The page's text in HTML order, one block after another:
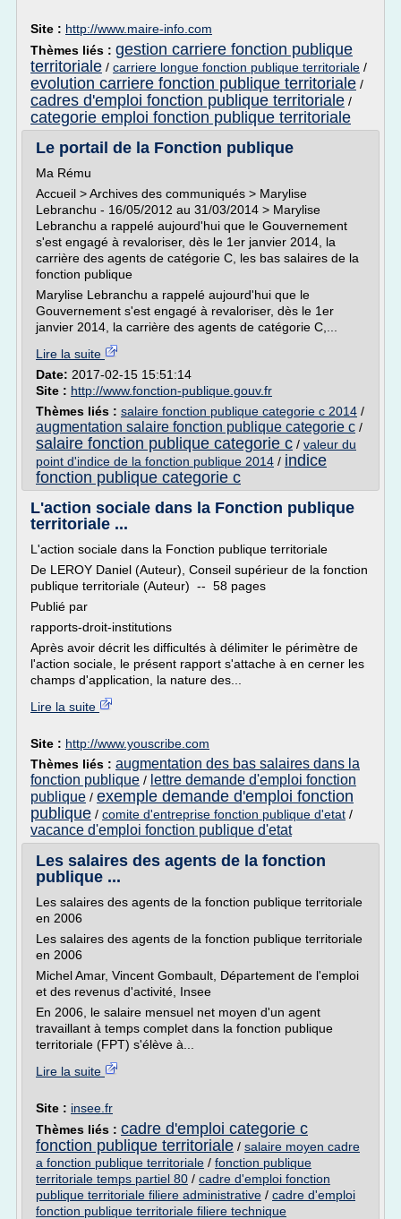
Site : http://www.maire-info.com
Thèmes liés : gestion carriere fonction publique
territoriale / carriere longue fonction publique territoriale /
evolution carriere fonction publique territoriale /
cadres d'emploi fonction publique territoriale /
categorie emploi fonction publique territoriale
Le portail de la Fonction publique
Ma Rému
Accueil > Archives des communiqués > Marylise
Lebranchu - 16/05/2012 au 31/03/2014 > Marylise
Lebranchu a rappelé aujourd'hui que le Gouvernement
s'est engagé à revaloriser, dès le 1er janvier 2014, la
carrière des agents de catégorie C, les bas salaires de la
fonction publique
Marylise Lebranchu a rappelé aujourd'hui que le
Gouvernement s'est engagé à revaloriser, dès le 1er
janvier 2014, la carrière des agents de catégorie C,...
Lire la suite
Date: 2017-02-15 15:51:14
Site : http://www.fonction-publique.gouv.fr
Thèmes liés : salaire fonction publique categorie c 2014 /
augmentation salaire fonction publique categorie c /
salaire fonction publique categorie c / valeur du
point d'indice de la fonction publique 2014 / indice
fonction publique categorie c
L'action sociale dans la Fonction publique
territoriale ...
L'action sociale dans la Fonction publique territoriale
De LEROY Daniel (Auteur), Conseil supérieur de la fonction
publique territoriale (Auteur) -- 58 pages
Publié par
rapports-droit-institutions
Après avoir décrit les difficultés à délimiter le périmètre de
l'action sociale, le présent rapport s'attache à en cerner les
champs d'application, la nature des...
Lire la suite
Site : http://www.youscribe.com
Thèmes liés : augmentation des bas salaires dans la
fonction publique / lettre demande d'emploi fonction
publique / exemple demande d'emploi fonction
publique / comite d'entreprise fonction publique d'etat /
vacance d'emploi fonction publique d'etat
Les salaires des agents de la fonction
publique ...
Les salaires des agents de la fonction publique territoriale
en 2006
Les salaires des agents de la fonction publique territoriale
en 2006
Michel Amar, Vincent Gombault, Département de l'emploi
et des revenus d'activité, Insee
En 2006, le salaire mensuel net moyen d'un agent
travaillant à temps complet dans la fonction publique
territoriale (FPT) s'élève à...
Lire la suite
Site : insee.fr
Thèmes liés : cadre d'emploi categorie c
fonction publique territoriale / salaire moyen cadre
a fonction publique territoriale / fonction publique
territoriale temps partiel 80 / cadre d'emploi fonction
publique territoriale filiere administrative / cadre d'emploi
fonction publique territoriale filiere technique